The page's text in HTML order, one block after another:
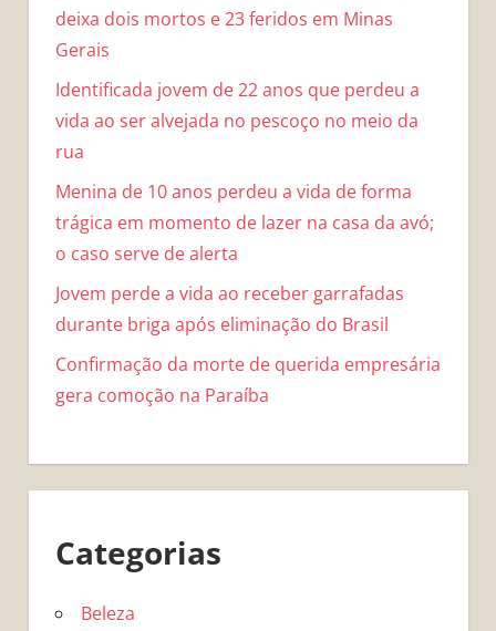
deixa dois mortos e 23 feridos em Minas
Gerais
Identificada jovem de 22 anos que perdeu a
vida ao ser alvejada no pescoço no meio da
rua
Menina de 10 anos perdeu a vida de forma
trágica em momento de lazer na casa da avó;
o caso serve de alerta
Jovem perde a vida ao receber garrafadas
durante briga após eliminação do Brasil
Confirmação da morte de querida empresária
gera comoção na Paraíba
Categorias
Beleza